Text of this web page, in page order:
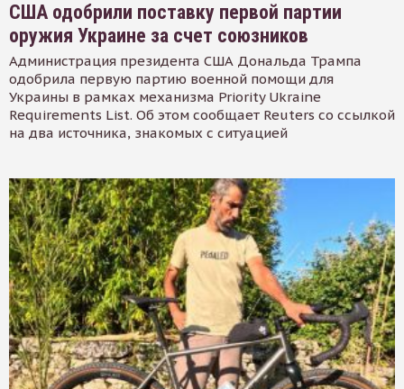
США одобрили поставку первой партии
оружия Украине за счет союзников
Администрация президента США Дональда Трампа
одобрила первую партию военной помощи для
Украины в рамках механизма Priority Ukraine
Requirements List. Об этом сообщает Reuters со ссылкой
на два источника, знакомых с ситуацией